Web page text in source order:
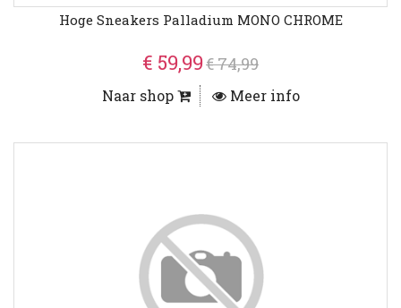
Hoge Sneakers Palladium MONO CHROME
€ 59,99€ 74,99
Naar shop Meer info